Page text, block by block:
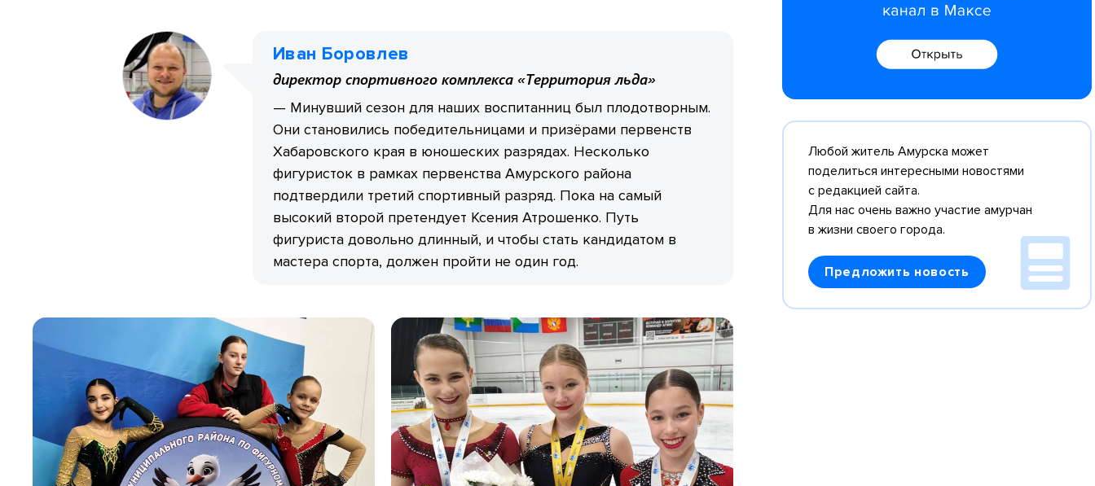
Иван Боровлев
директор спортивного комплекса «Территория льда»
— Минувший сезон для наших воспитанниц был плодотворным.
Они становились победительницами и призёрами первенств
Хабаровского края в юношеских разрядах. Несколько
фигуристок в рамках первенства Амурского района
подтвердили третий спортивный разряд. Пока на самый
высокий второй претендует Ксения Атрошенко. Путь
фигуриста довольно длинный, и чтобы стать кандидатом в
мастера спорта, должен пройти не один год.
Любой житель Амурска может
поделиться интересными новостями
с редакцией сайта.
Для нас очень важно участие амурчан
в жизни своего города.
Предложить новость